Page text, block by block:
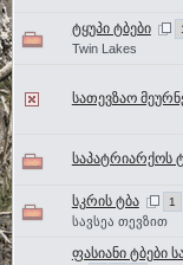
ტყუპი ტბები
Twin Lakes
სათევზაო
საპატრიარქოს
სკრის ტბა 1
სავსეა თევზით
ფასიანი ტბები